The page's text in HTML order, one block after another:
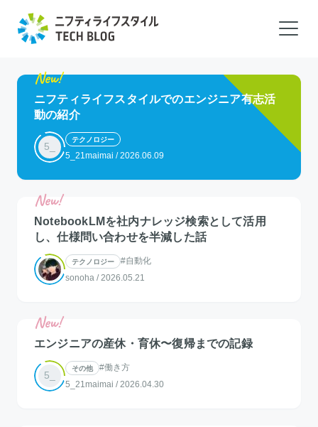
ニフティライフスタイルでのエンジニア有志活
動の紹介
5_
テクノロジー
5_21maimai / 2026.06.09
NotebookLMを社内ナレッジ検索として活用
し、仕様問い合わせを半減した話
テクノロジー
#自動化
sonoha / 2026.05.21
エンジニアの産休・育休〜復帰までの記録
5_
その他
#働き方
5_21maimai / 2026.04.30